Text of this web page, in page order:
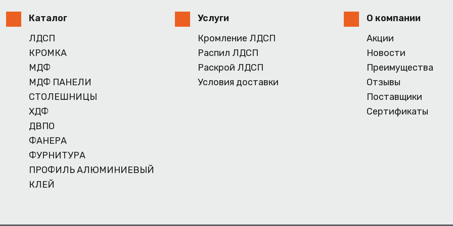
Каталог
ЛДСП
КРОМКА
МДФ
МДФ ПАНЕЛИ
СТОЛЕШНИЦЫ
ХДФ
ДВПО
ФАНЕРА
ФУРНИТУРА
ПРОФИЛЬ АЛЮМИНИЕВЫЙ
КЛЕЙ
Услуги
Кромление ЛДСП
Распил ЛДСП
Раскрой ЛДСП
Условия доставки
О компании
Акции
Новости
Преимущества
Отзывы
Поставщики
Сертификаты